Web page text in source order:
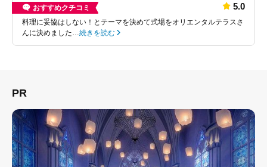
おすすめクチコミ 5.0
料理に妥協はしない！とテーマを決めて式場をオリエンタルテラスさ
んに決めました… 続きを読む
PR